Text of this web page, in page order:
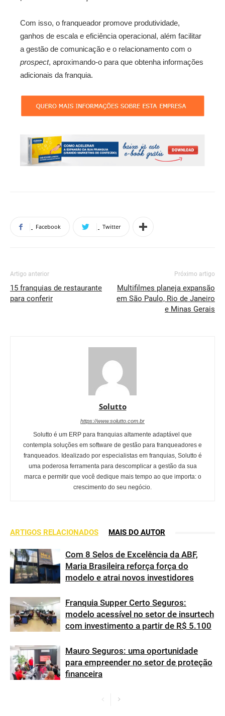
Com isso, o franqueador promove produtividade,
ganhos de escala e eficiência operacional, além facilitar
a gestão de comunicação e o relacionamento com o
prospect, aproximando-o para que obtenha informações
adicionais da franquia.
Facebook Twitter
Artigo anterior
15 franquias de restaurante
para conferir
Próximo artigo
Multifilmes planeja expansão
em São Paulo, Rio de Janeiro
e Minas Gerais
Solutto
https://www.solutto.com.br
Solutto é um ERP para franquias altamente adaptável que
contempla soluções em software de gestão para franqueadores e
franqueados. Idealizado por especialistas em franquias, Solutto é
uma poderosa ferramenta para descomplicar a gestão da sua
marca e permitir que você dedique mais tempo ao que importa: o
crescimento do seu negócio.
ARTIGOS RELACIONADOS MAIS DO AUTOR
Com 8 Selos de Excelência da ABF,
Maria Brasileira reforça força do
modelo e atrai novos investidores
Franquia Supper Certo Seguros:
modelo acessível no setor de insurtech
com investimento a partir de R$ 5.100
Mauro Seguros: uma oportunidade
para empreender no setor de proteção
financeira